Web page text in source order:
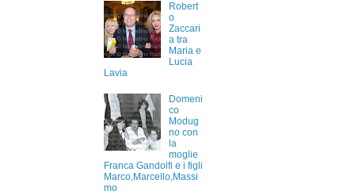
Robert
o
Zaccari
a tra
Maria e
Lucia
Lavia
Domeni
co
Modug
no con
la
moglie
Franca Gandolfi e i figli
Marco,Marcello,Massi
mo